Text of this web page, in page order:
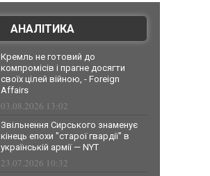
АНАЛІТИКА
Кремль не готовий до
компромісів і прагне досягти
своїх цілей війною, - Foreign
Affairs
03.08.2026 13:02
Звільнення Сирського знаменує
кінець епохи "старої гвардії" в
українській армії — NYT
23.07.2026 10:32